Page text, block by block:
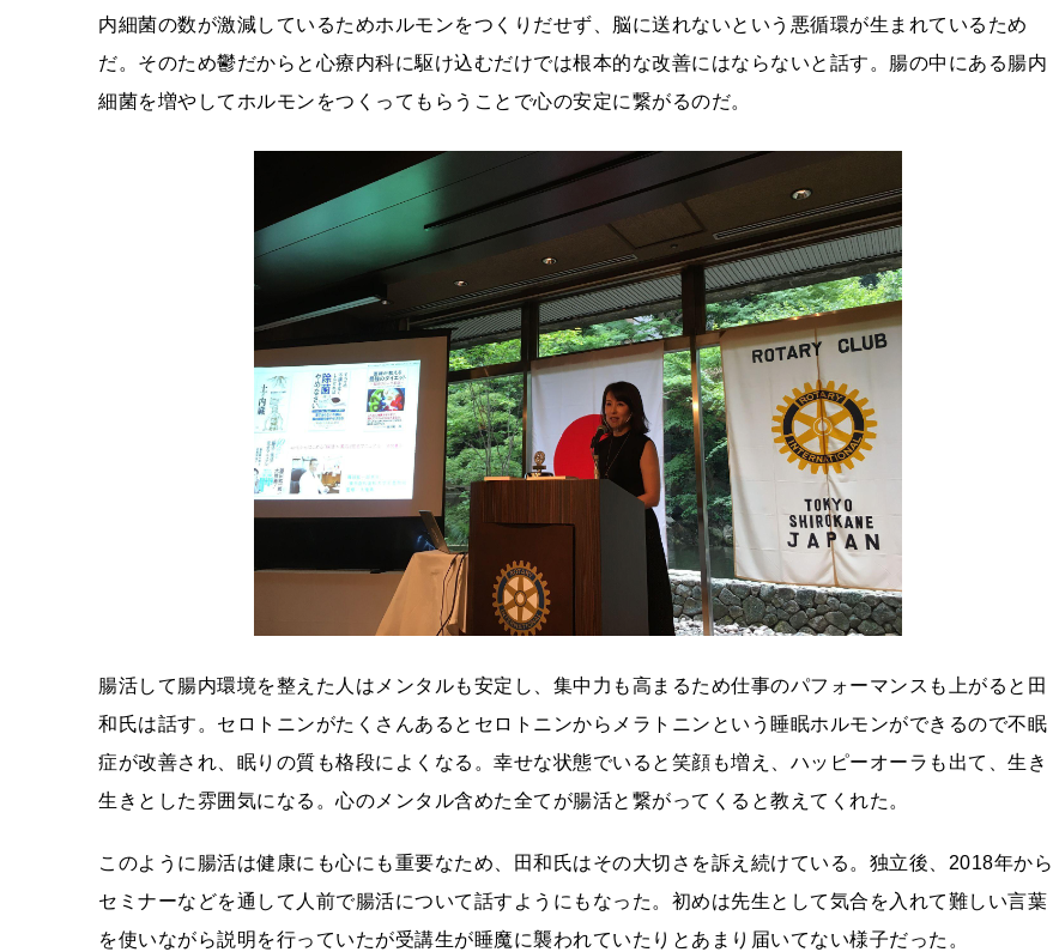
内細菌の数が激減しているためホルモンをつくりだせず、脳に送れないという悪循環が生まれているため
だ。そのため鬱だからと心療内科に駆け込むだけでは根本的な改善にはならないと話す。腸の中にある腸内
細菌を増やしてホルモンをつくってもらうことで心の安定に繋がるのだ。
腸活して腸内環境を整えた人はメンタルも安定し、集中力も高まるため仕事のパフォーマンスも上がると田
和氏は話す。セロトニンがたくさんあるとセロトニンからメラトニンという睡眠ホルモンができるので不眠
症が改善され、眠りの質も格段によくなる。幸せな状態でいると笑顔も増え、ハッピーオーラも出て、生き
生きとした雰囲気になる。心のメンタル含めた全てが腸活と繋がってくると教えてくれた。
このように腸活は健康にも心にも重要なため、田和氏はその大切さを訴え続けている。独立後、2018年から
セミナーなどを通して人前で腸活について話すようにもなった。初めは先生として気合を入れて難しい言葉
を使いながら説明を行っていたが受講生が睡魔に襲われていたりとあまり届いてない様子だった。